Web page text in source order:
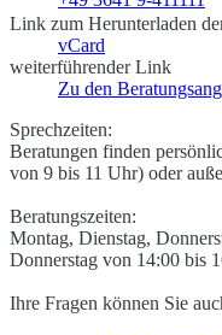
Link zum Herunterladen
vCard
weiterführender Link
Zu den
Sprechzeiten:
Beratungen finden
von 9 bis 11 Uhr) oder
Beratungszeiten:
Montag, Dienstag,
Donnerstag von 14:00 bis
Ihre Fragen können Sie